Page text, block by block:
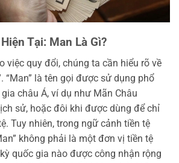
Tại: Man Là Gì?
việc quy đổi, chúng ta cần hiểu rõ về
“Man” là tên gọi được sử dụng phổ
châu Á, ví dụ như Mãn Châu
sử, hoặc đôi khi được dùng để chỉ
Tuy nhiên, trong ngữ cảnh tiền tệ
không phải là một đơn vị tiền tệ
quốc gia nào được công nhận rộng